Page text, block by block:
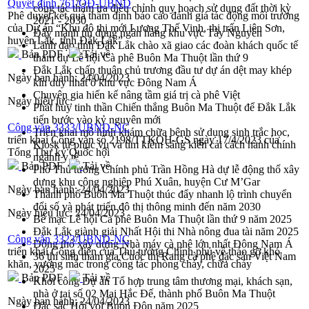
công tác thẩm tra điều chỉnh quy hoạch sử dụng đất thời kỳ
2021 - 2030
Đẩy mạnh tín dụng ngân hàng khu vực Tây Nguyên
Lãnh đạo tỉnh Đắk Lắk chào xã giao các đoàn khách quốc tế
tham dự Lễ hội Cà phê Buôn Ma Thuột lần thứ 9
Đắk Lắk chấp thuận chủ trương đầu tư dự án dệt may khép
kín duy nhất ở khu vực Đông Nam Á
Chuyên gia hiến kế nâng tầm giá trị cà phê Việt
Phát huy tinh thần Chiến thắng Buôn Ma Thuột để Đắk Lắk
tiến bước vào kỷ nguyên mới
Triển khai mô hình khám chữa bệnh sử dụng sinh trắc học,
Kiosk tự phục vụ và tìm kiếm sáng kiến cải cách hành chính
ngành y tế
Phó Thủ tướng Chính phủ Trần Hồng Hà dự lễ động thổ xây
dựng khu công nghiệp Phú Xuân, huyện Cư M’Gar
Thành phố Buôn Ma Thuột thúc đẩy nhanh lộ trình chuyển
đổi số và phát triển đô thị thông minh đến năm 2030
Bế mạc Lễ hội Cà phê Buôn Ma Thuột lần thứ 9 năm 2025
Đắk Lắk giành giải Nhất Hội thi Nhà nông đua tài năm 2025
Động thổ xây dựng Nhà máy cà phê lớn nhất Đông Nam Á
36 thí sinh tham gia Cuộc thi Rang cà phê đặc sản Việt Nam
2025
Khởi công Dự án Tổ hợp trung tâm thương mại, khách sạn,
nhà ở tại số 02 Mai Hắc Đế, thành phố Buôn Ma Thuột
Đặc sắc Hội voi Buôn Đôn năm 2025
Quyết định 761/QĐ-UBND
Phê duyệt kết quả thẩm định báo cáo đánh giá tác động môi trường
của Dự án “Khu đô thị mới Lương Thế Vinh, thị trấn Liên Sơn,
huyện Lắk, tỉnh Đắk Lắk”
Bản PDF
Tải về
Ngày ban hành:24/04/2023
Ngày hiệu lực:
Công văn 3333/UBND-NC
triển khai Công văn số 2198/TTKQH-GS ngày 17/4/2023 của
Tổng Thư ký Quốc hội
Bản PDF
Tải về
Ngày ban hành:24/04/2023
Ngày hiệu lực: 24/04/2023
Công văn 3323/UBND-NC
triển khai Công điện của Thủ tướng Chính phủ về tháo gỡ khó
khăn, vướng mắc trong công tác phòng cháy, chữa cháy
Bản PDF
Tải về
Ngày ban hành:24/04/2023